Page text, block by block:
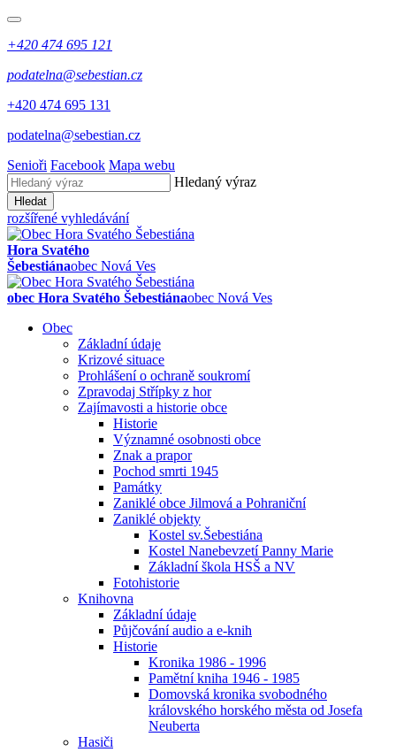
+420 474 695 121
podatelna@sebestian.cz
+420 474 695 131
podatelna@sebestian.cz
Senioři Facebook Mapa webu
Hledaný výraz
Hledat
rozšířené vyhledávání
Hora Svatého
Šebestiánaobec Nová Ves
obec Hora Svatého Šebestiánaobec Nová Ves
Obec
Základní údaje
Krizové situace
Prohlášení o ochraně soukromí
Zpravodaj Střípky z hor
Zajímavosti a historie obce
Historie
Významné osobnosti obce
Znak a prapor
Pochod smrti 1945
Památky
Zaniklé obce Jilmová a Pohraniční
Zaniklé objekty
Kostel sv.Šebestiána
Kostel Nanebevzetí Panny Marie
Základní škola HSŠ a NV
Fotohistorie
Knihovna
Základní údaje
Půjčování audio a e-knih
Historie
Kronika 1986 - 1996
Pamětní kniha 1946 - 1985
Domovská kronika svobodného
královského horského města od Josefa
Neuberta
Hasiči